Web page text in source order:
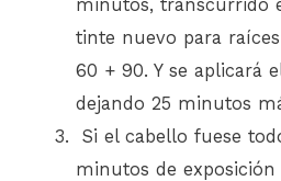
minutos, transcurrido
tinte nuevo para
60 + 90. Y se aplicará
dejando 25 minutos
Si el cabello fuese
minutos de